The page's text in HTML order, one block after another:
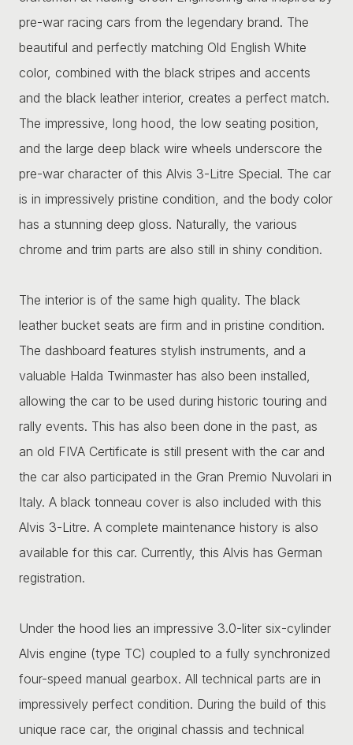
pre-war racing cars from the legendary brand. The
beautiful and perfectly matching Old English White
color, combined with the black stripes and accents
and the black leather interior, creates a perfect match.
The impressive, long hood, the low seating position,
and the large deep black wire wheels underscore the
pre-war character of this Alvis 3-Litre Special. The car
is in impressively pristine condition, and the body color
has a stunning deep gloss. Naturally, the various
chrome and trim parts are also still in shiny condition.
The interior is of the same high quality. The black
leather bucket seats are firm and in pristine condition.
The dashboard features stylish instruments, and a
valuable Halda Twinmaster has also been installed,
allowing the car to be used during historic touring and
rally events. This has also been done in the past, as
an old FIVA Certificate is still present with the car and
the car also participated in the Gran Premio Nuvolari in
Italy. A black tonneau cover is also included with this
Alvis 3-Litre. A complete maintenance history is also
available for this car. Currently, this Alvis has German
registration.
Under the hood lies an impressive 3.0-liter six-cylinder
Alvis engine (type TC) coupled to a fully synchronized
four-speed manual gearbox. All technical parts are in
impressively perfect condition. During the build of this
unique race car, the original chassis and technical